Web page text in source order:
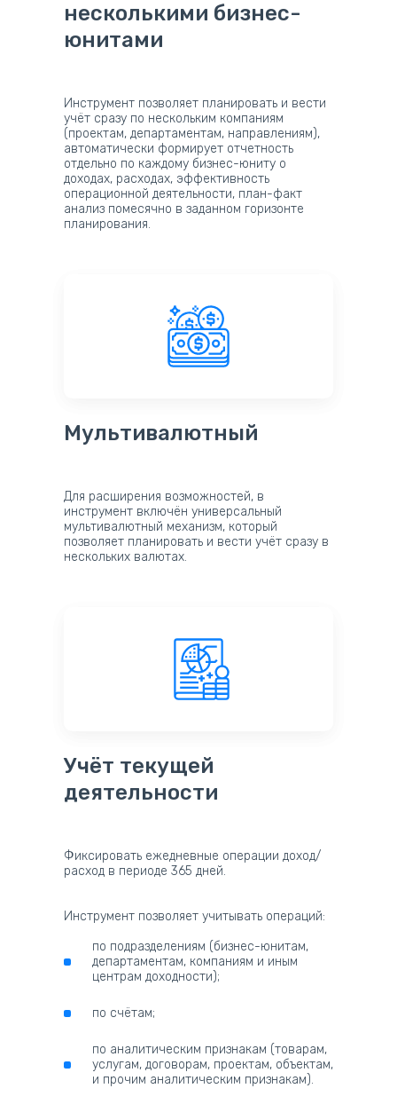
несколькими бизнес-
юнитами
Инструмент позволяет планировать и вести
учёт сразу по нескольким компаниям
(проектам, департаментам, направлениям),
автоматически формирует отчетность
отдельно по каждому бизнес-юниту о
доходах, расходах, эффективность
операционной деятельности, план-факт
анализ помесячно в заданном горизонте
планирования.
Мультивалютный
Для расширения возможностей, в
инструмент включён универсальный
мультивалютный механизм, который
позволяет планировать и вести учёт сразу в
нескольких валютах.
Учёт текущей
деятельности
Фиксировать ежедневные операции доход/
расход в периоде 365 дней.
Инструмент позволяет учитывать операций:
по подразделениям (бизнес-юнитам,
департаментам, компаниям и иным
центрам доходности);
по счётам;
по аналитическим признакам (товарам,
услугам, договорам, проектам, объектам,
и прочим аналитическим признакам).